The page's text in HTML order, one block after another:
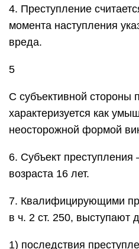
4. Преступление
момента наступления
вреда.
5
С субъективной стороны
характеризуется как
неосторожной формой
6. Субъект
возраста 16 лет.
7. Квалифицирующими
в ч. 2 ст. 250, выступают
1) последствия